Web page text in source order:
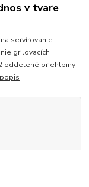
v tvare
servírovanie
grilovacích
oddelené priehlbiny